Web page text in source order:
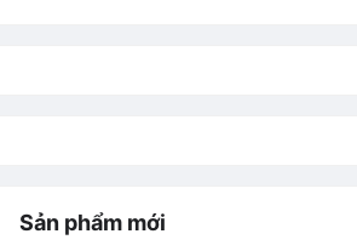
Sản phẩm mới